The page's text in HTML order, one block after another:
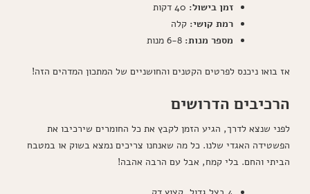
זמן בישול:
רמת קושי: קלה
מספר מנות:
אז בואו ניכנס לפרטים הקטנים והחושניים של המתכון המדהים הזה!
הרכיבים הדרושים
לפני שנצא לדרך, הגיע הזמן לקבץ את כל החומרים שירכיבו את
הפשטידה האגדי שלנו. כל מה שאנחנו צריכים נמצא בשוק או במטבח
הביתי והחם. בלי קמח, אבל עם הרבה אהבה!